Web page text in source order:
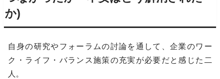
か)
自身の研究やフォーラムの討論を通して、企業のワー
ク・ライフ・バランス施策の充実が必要だと感じた二
人。